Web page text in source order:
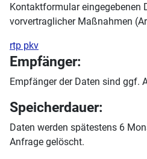
Kontaktformular eingegebenen
vorvertraglicher Maßnahmen
rtp pkv
Empfänger:
Empfänger der Daten sind ggf.
Speicherdauer:
Daten werden spätestens 6
Anfrage gelöscht.